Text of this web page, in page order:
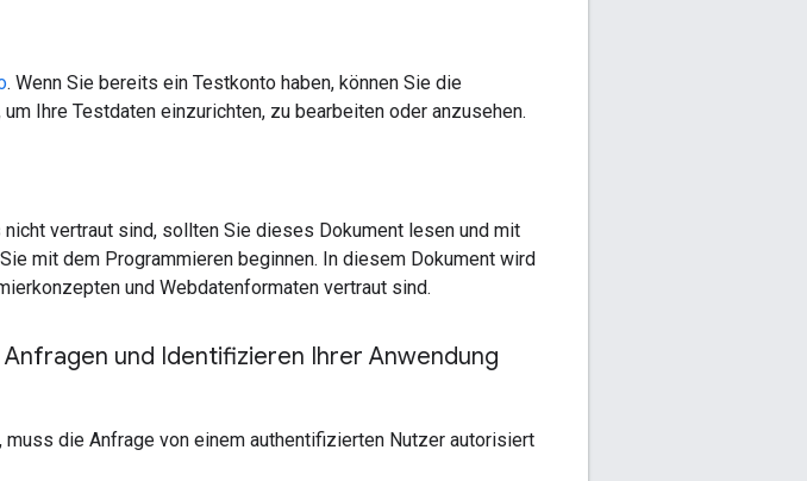
. Wenn Sie bereits ein Testkonto haben, können Sie die
um Ihre Testdaten einzurichten, zu bearbeiten oder anzusehen.
vertraut sind, sollten Sie dieses Dokument lesen und mit
mit dem Programmieren beginnen. In diesem Dokument wird
und Webdatenformaten vertraut sind.
und Identifizieren Ihrer Anwendung
die Anfrage von einem authentifizierten Nutzer autorisiert